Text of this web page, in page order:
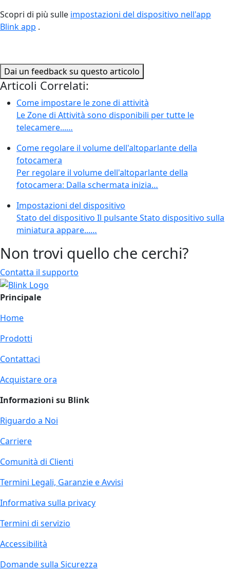
Scopri di più sulle impostazioni del dispositivo nell'app
Blink app .
Dai un feedback su questo articolo
Articoli Correlati:
Come impostare le zone di attività
Le Zone di Attività sono disponibili per tutte le
telecamere...…
Come regolare il volume dell'altoparlante della
fotocamera
Per regolare il volume dell'altoparlante della
fotocamera: Dalla schermata inizia…
Impostazioni del dispositivo
Stato del dispositivo Il pulsante Stato dispositivo sulla
miniatura appare...…
Non trovi quello che cerchi?
Contatta il supporto
Principale
Home
Prodotti
Contattaci
Acquistare ora
Informazioni su Blink
Riguardo a Noi
Carriere
Comunità di Clienti
Termini Legali, Garanzie e Avvisi
Informativa sulla privacy
Termini di servizio
Accessibilità
Domande sulla Sicurezza